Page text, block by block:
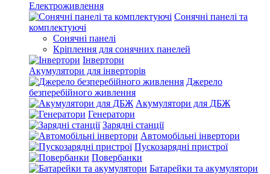
Електроживлення
Сонячні панелі та
комплектуючі
Сонячні панелі
Кріплення для сонячних панелей
Інвертори
Акумулятори для інверторів
Джерело
безперебійного живлення
Акумулятори для ДБЖ
Генератори
Зарядні станції
Автомобільні інвертори
Пускозарядні пристрої
Повербанки
Батарейки та акумулятори